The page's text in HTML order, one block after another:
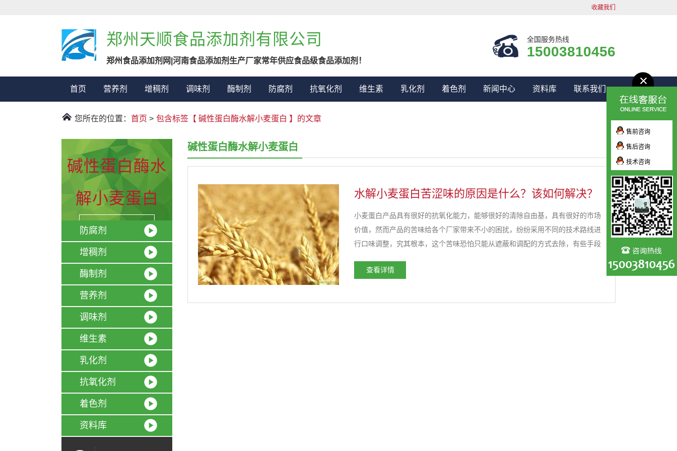
收藏我们
郑州天顺食品添加剂有限公司
郑州食品添加剂网|河南食品添加剂生产厂家常年供应食品级食品添加剂！
全国服务热线
15003810456
首页 营养剂 增稠剂 调味剂 酶制剂 防腐剂 抗氧化剂 维生素 乳化剂 着色剂 新闻中心 资料库 联系我们
您所在的位置： 首页 > 包含标签【 碱性蛋白酶水解小麦蛋白 】的文章
碱性蛋白酶水
解小麦蛋白
防腐剂
增稠剂
酶制剂
营养剂
调味剂
维生素
乳化剂
抗氧化剂
着色剂
资料库
碱性蛋白酶水解小麦蛋白
水解小麦蛋白苦涩味的原因是什么？该如何解决？
小麦蛋白产品具有很好的抗氧化能力，能够很好的清除自由基，具有很好的市场
价值，然而产品的苦味给各个厂家带来不小的困扰，纷纷采用不同的技术路线进
行口味调整，究其根本，这个苦味恐怕只能从遮蔽和调配的方式去除，有些手段
获得WG-10，WG-5，WG-3，WG-0等不同分...
查看详情
售前咨询
售后咨询
技术咨询